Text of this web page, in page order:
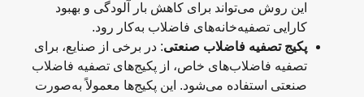
این روش می‌تواند برای کاهش بار آلودگی و بهبود
کارایی تصفیه‌خانه‌های فاضلاب به‌کار رود.
پکیج تصفیه فاضلاب صنعتی : در برخی از صنایع، برای
تصفیه فاضلاب‌های خاص، از پکیج‌های تصفیه فاضلاب
صنعتی استفاده می‌شود. این پکیج‌ها معمولاً به‌صورت